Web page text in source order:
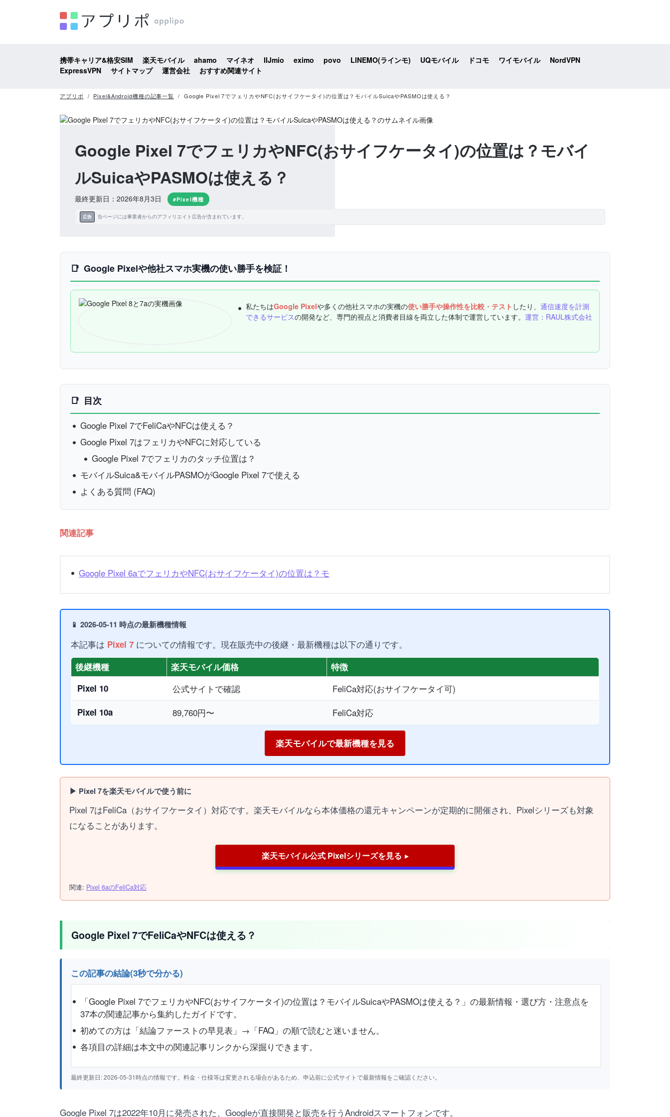
携帯キャリア&格安SIM 楽天モバイル ahamo マイネオ IIJmio eximo povo LINEMO(ラインモ) UQモバイル ドコモ ワイモバイル
NordVPN
ExpressVPN
サイトマップ 運営会社 おすすめ関連サイト
アプリポ Pixel&Android機種の記事一覧 Google Pixel 7でフェリカやNFC(おサイフケータイ)の位置は？モバイルSuicaやPASMOは使える？
Google Pixel 7でフェリカやNFC(おサイフケータイ)の位置は？モバイ
ルSuicaやPASMOは使える？
最終更新日：2026年8月3日 #Pixel機種
広告 当ページには事業者からのアフィリエイト広告が含まれています。
Google Pixelや他社スマホ実機の使い勝手を検証！
私たちはGoogle Pixelや多くの他社スマホの実機の使い勝手や操作性を比較・テスト したり、 通信速度を計測
できるサービスの開発など、専門的視点と消費者目線を両立した体制で運営しています。 運営：RAUL株式会社
目次
Google Pixel 7でFeliCaやNFCは使える？
Google Pixel 7はフェリカやNFCに対応している
Google Pixel 7でフェリカのタッチ位置は？
モバイルSuica&モバイルPASMOがGoogle Pixel 7で使える
よくある質問 (FAQ)
関連記事
Google Pixel 6aでフェリカやNFC(おサイフケータイ)の位置は？モ
📱 2026-05-11 時点の最新機種情報
本記事は Pixel 7 についての情報です。現在販売中の後継・最新機種は以下の通りです。
後継機種 楽天モバイル価格
特徴
Pixel 10
公式サイトで確認 FeliCa対応(おサイフケータイ可)
Pixel 10a 89,760円〜 FeliCa対応
楽天モバイルで最新機種を見る
▶ Pixel 7を楽天モバイルで使う前に
Pixel 7はFeliCa（おサイフケータイ）対応です。楽天モバイルなら本体価格の還元キャンペーンが定期的に開催され、Pixelシリーズも対象
になることがあります。
楽天モバイル公式 Pixelシリーズを見る
関連: Pixel 6aのFeliCa対応
Google Pixel 7でFeliCaやNFCは使える？
この記事の結論(3秒で分かる)
「Google Pixel 7でフェリカやNFC(おサイフケータイ)の位置は？モバイルSuicaやPASMOは使える？」の最新情報・選び方・注意点を
37本の関連記事から集約したガイドです。
初めての方は「結論ファーストの早見表」→「FAQ」の順で読むと迷いません。
各項目の詳細は本文中の関連記事リンクから深掘りできます。
最終更新日: 2026-05-31時点の情報です。料金・仕様等は変更される場合があるため、申込前に公式サイトで最新情報をご確認ください。
Google Pixel 7は2022年10月に発売された、Googleが直接開発と販売を行うAndroidスマートフォンです。